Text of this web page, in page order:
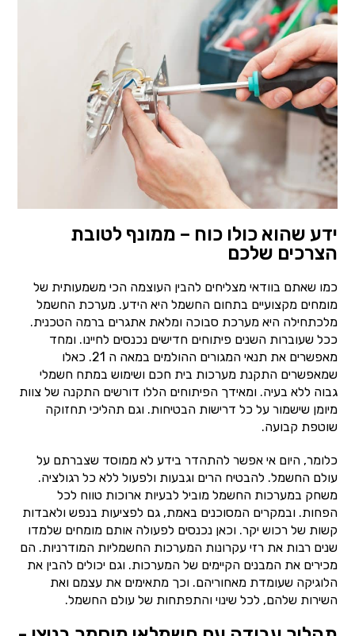
ידע שהוא כולו כוח – ממונף לטובת
הצרכים שלכם
כמו שאתם בוודאי מצליחים להבין העוצמה הכי משמעותית של
מומחים מקצועיים בתחום החשמל היא הידע. מערכת החשמל
מלכתחילה היא מערכת סבוכה ומלאת אתגרים ברמה הטכנית.
ככל שעוברות השנים פיתוחים חדישים נכנסים לחיינו. ומחד
מאפשרים את תנאי המגורים ההולמים במאה ה 21. כאלו
שמאפשרים התקנת מערכות בית חכם ושימוש במתח חשמלי
גבוה ללא בעיה. ומאידך הפיתוחים הללו דורשים התקנה של צוות
מיומן שישמור על כל דרישות הבטיחות. וגם תהליכי תחזוקה
שוטפת קבועה.
כלומר, היום אי אפשר להתהדר בידע לא ממוסד שצברתם על
עולם החשמל. להבטיח הרים וגבעות ולפעול ללא כל רגולציה.
משחק במערכות החשמל מוביל לבעיות ארוכות טווח לכל
הפחות. ובמקרים המסוכנים באמת, גם לפציעות בנפש ולאבדות
קשות של רכוש יקר. וכאן נכנסים לפעולה אותם מומחים שלמדו
שנים רבות את רזי עקרונות המערכות החשמליות המודרניות. הם
מכירים את המבנים הקיימים של המערכות. וגם יכולים להבין את
הלוגיקה שעומדת מאחוריהם. וכך מתאימים את עצמם ואת
השירות שלהם, לכל שינוי והתפתחות של עולם החשמל.